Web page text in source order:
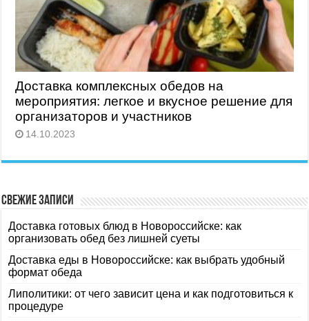
Доставка комплексных обедов на
мероприятия: легкое и вкусное решение для
организаторов и участников
14.10.2023
Свежие записи
Доставка готовых блюд в Новороссийске: как
организовать обед без лишней суеты
Доставка еды в Новороссийске: как выбрать удобный
формат обеда
Липолитики: от чего зависит цена и как подготовиться к
процедуре